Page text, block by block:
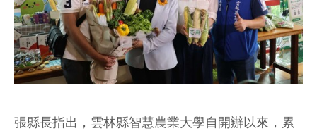
張縣長指出，雲林縣智慧農業大學自開辦以來，累